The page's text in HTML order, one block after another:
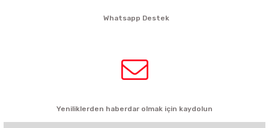
Whatsapp Destek
Yeniliklerden haberdar olmak için kaydolun